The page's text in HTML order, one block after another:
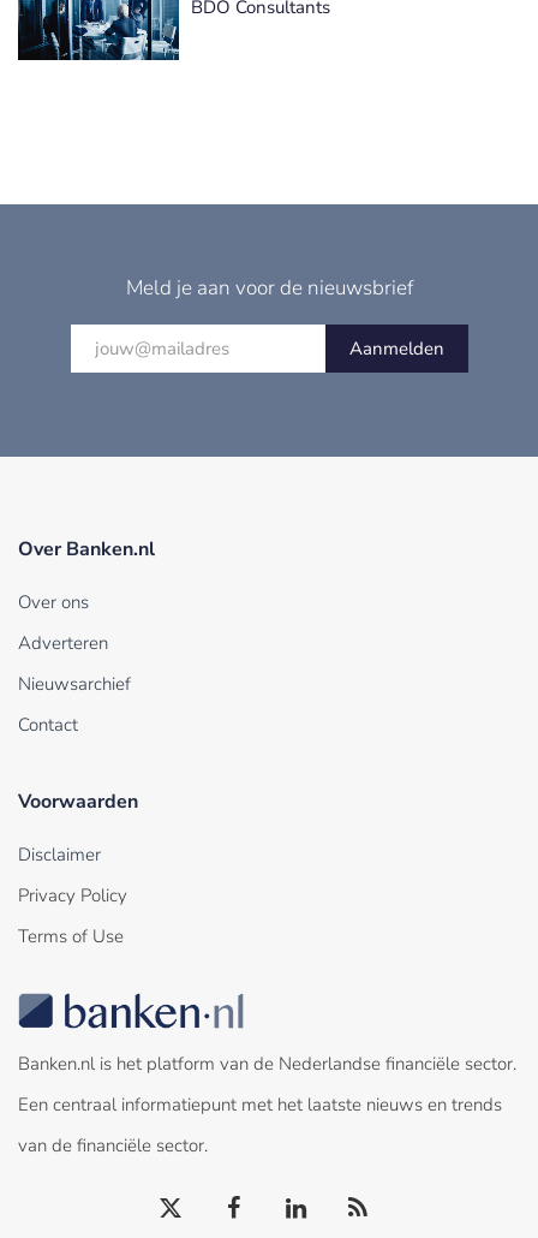
BDO Consultants
Meld je aan voor de nieuwsbrief
Aanmelden
Over Banken.nl
Over ons
Adverteren
Nieuwsarchief
Contact
Voorwaarden
Disclaimer
Privacy Policy
Terms of Use
Banken.nl is het platform van de Nederlandse financiële sector.
Een centraal informatiepunt met het laatste nieuws en trends
van de financiële sector.